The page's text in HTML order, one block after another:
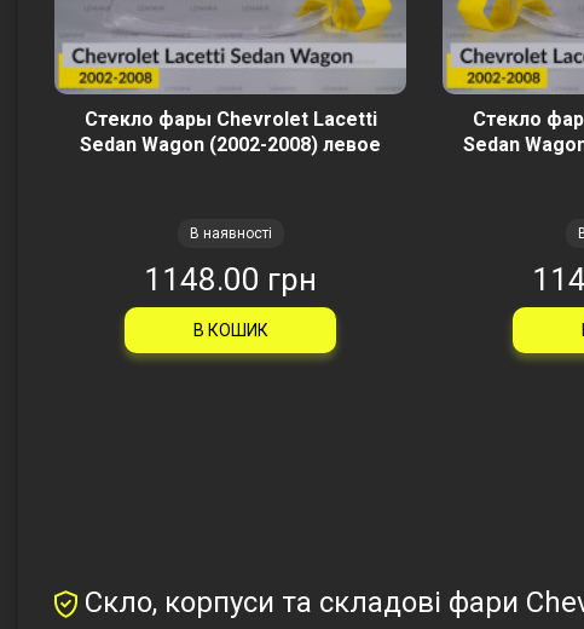
Стекло фары Chevrolet Lacetti
Sedan Wagon (2002-2008) левое
В наявності
1148.00 грн
В КОШИК
Стекло
Sedan
Скло, корпуси та складові фари